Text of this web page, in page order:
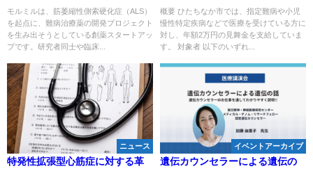
ALS創薬で挑む新しいマッチン
グ型プラットフォーム
モルミルは、筋萎縮性側索硬化症（ALS）
を起点に、難病治療薬の開発プロジェクト
を生み出そうとしている創薬スタートアッ
プです。研究者同士や臨床...
概要 ひたちなか市では、指定難病や小児
慢性特定疾病などで医療を受けている方に
対し、年額2万円の見舞金を支給していま
す。 対象者 以下のいずれ...
ニュース
特発性拡張型心筋症に対する革
イベントアーカイブ
遺伝カウンセラーによる遺伝の